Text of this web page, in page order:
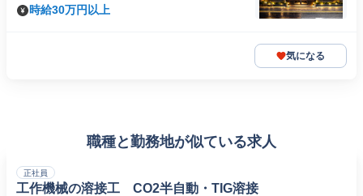
時給30万円以上
気になる
職種と勤務地が似ている求人
正社員
工作機械の溶接工 CO2半自動・TIG溶接